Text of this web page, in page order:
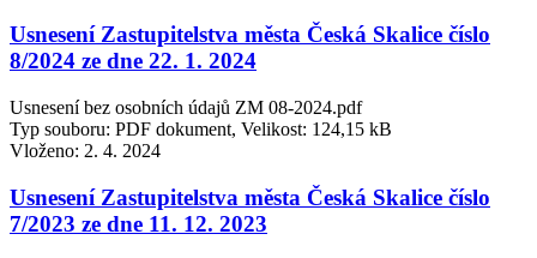
Usnesení Zastupitelstva města Česká Skalice číslo
8/2024 ze dne 22. 1. 2024
Usnesení bez osobních údajů ZM 08-2024.pdf
Typ souboru: PDF dokument, Velikost: 124,15 kB
Vloženo: 2. 4. 2024
Usnesení Zastupitelstva města Česká Skalice číslo
7/2023 ze dne 11. 12. 2023